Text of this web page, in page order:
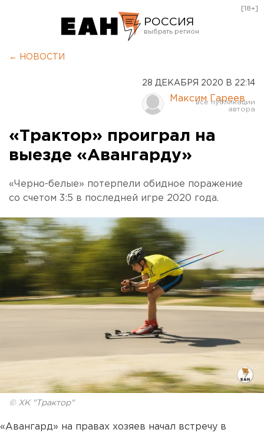
РОССИЯ
Курган
Оренбург
[18+]
← НОВОСТИ
28 ДЕКАБРЯ 2020 В 22:14
Максим Гареев
«Трактор» проиграл на
выезде «Авангарду»
«Черно-белые» потерпели обидное поражение
со счетом 3:5 в последней игре 2020 года.
© ХК "Трактор"
«Авангард» на правах хозяев начал встречу в